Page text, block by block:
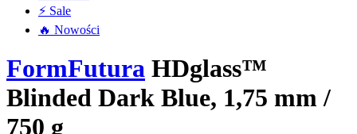
⚡ Sale
🔥 Nowości
FormFutura HDglass™
Blinded Dark Blue, 1,75 mm /
750 g